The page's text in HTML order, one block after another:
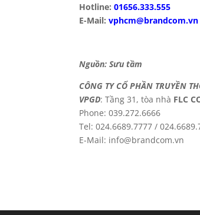
Hotline:01656.333.555
E-Mail:vphcm@brandcom.vn
Nguồn: Sưu tầm
CÔNG TY CỔ PHẦN TRUYỀN
VPGD: Tầng 31, tòa nhà FLC
Phone: 039.272.6666
Tel: 024.6689.7777 /
E-Mail: info@brandcom.vn